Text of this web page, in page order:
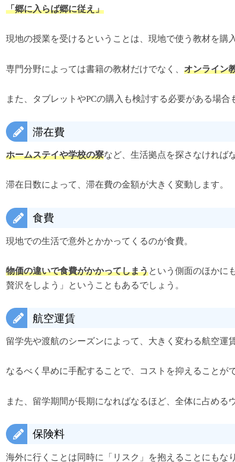
「郷に入らば郷に従え」
現地の授業を受けるということは、現地で使う教材を購
専門分野によっては書籍の教材だけでなく、 オンライン
また、タブレットやPCの購入も検討する必要がある場合
滞在費
ホームステイや学校の寮など、生活拠点を探さなければ
滞在日数によって、滞在費の金額が大きく変動します。
食費
現地での生活で意外とかかってくるのが食費。
物価の違いで食費がかかってしまうという側面のほかに
贅沢をしよう」ということもあるでしょう。
航空運賃
留学先や渡航のシーズンによって、大きく変わる航空運賃
なるべく早めに手配することで、コストを抑えることが
また、留学期間が長期になればなるほど、全体に占める
保険料
海外に行くことは同時に「リスク」を抱えることにもな